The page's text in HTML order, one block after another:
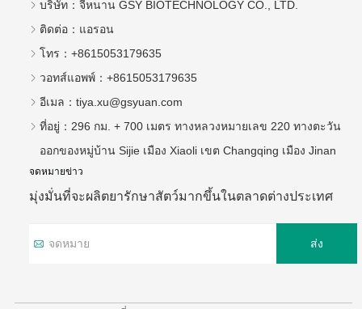
บริษัท： จี่หนาน GSY BIOTECHNOLOGY CO., LTD.
ติดต่อ： แอรอน
โทร： +8615053179635
วอทส์แอพพ์： +8615053179635
อีเมล： tiya.xu@gsyuan.com
ที่อยู่： 296 กม. + 700 เมตร ทางหลวงหมายเลข 220 ทางตะวัน
ออกของหมู่บ้าน Sijie เมือง Xiaoli เขต Changqing เมือง Jinan
จดหมายข่าว
มุ่งมั่นที่จะผลิตยารักษาสัตว์มากขึ้นในตลาดต่างประเทศ
ส่ง